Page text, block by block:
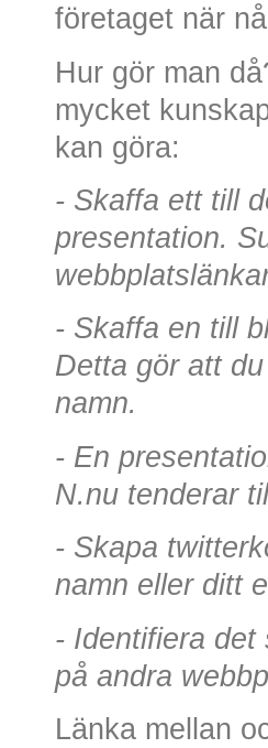
företaget när
Hur gör man
mycket
kan göra:
- Skaffa ett till
presentation.
- Skaffa en till
Detta gör att
namn.
- En
N.nu tenderar
- Skapa
namn eller ditt
- Identifiera det
på andra
Länka mellan